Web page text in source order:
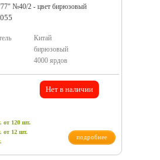
№40/2 - цвет бирюзовый
Китай
бирюзовый
4000 ярдов
Нет в наличии
от 120 шт.
от 12 шт.
подробнее